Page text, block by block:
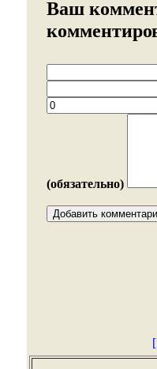
Ваш
(обязательно)